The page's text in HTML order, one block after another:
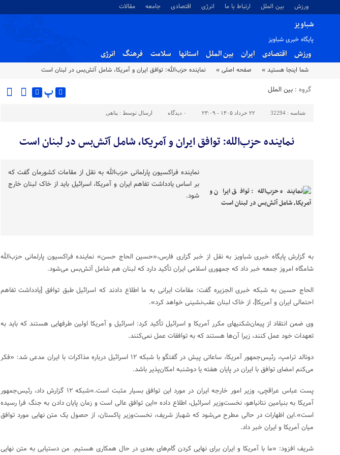
ورزش بین الملل ارتباط با ما انرژی اقتصادی جامعه مقالات
شباویز
پایگاه خبری شباویز
ورزش اقتصادی ایران بین الملل استانها سلامت فرهنگ انرژی
شما اینجا هستید » صفحه اصلی » نماینده حزب‌الله: توافق ایران و آمریکا، شامل آتش‌بس در لبنان است
گروه : بین الملل پ
شناسه : 32294 ۲۲ خرداد ۱۴۰۵ - ۲۳:۰۹ ۰ دیدگاه ارسال توسط : پناهی
نماینده حزب‌الله: توافق ایران و آمریکا، شامل آتش‌بس در لبنان است
نماینده فراکسیون پارلمانی حزب‌الله به نقل از مقامات کشورمان گفت که
بر اساس یادداشت تفاهم ایران و آمریکا، اسرائیل باید از خاک لبنان خارج
شود.
به گزارش پایگاه خبری شباویز به نقل از خبر گزاری فارس،«حسین الحاج حسن» نماینده فراکسیون پارلمانی حزب‌الله
شامگاه امروز جمعه خبر داد که جمهوری اسلامی ایران تأکید دارد که لبنان هم شامل آتش‌بس می‌شود.
الحاج حسین به شبکه خبری الجزیره گفت: مقامات ایرانی به ما اطلاع دادند که اسرائیل طبق توافق [یادداشت تفاهم
احتمالی ایران و آمریکا]، از خاک لبنان عقب‌نشینی خواهد کرد».
وی ضمن انتقاد از پیمان‌شکنیهای مکرر آمریکا و اسرائیل تأکید کرد: اسرائیل و آمریکا اولین طرفهایی هستند که باید به
تعهدات خود عمل کنند، زیرا آن‌ها هستند که به توافقات عمل نمی‌کنند.
دونالد ترامپ، رئیس‌جمهور آمریکا، ساعاتی پیش در گفتگو با شبکه ۱۲ اسرائیل درباره مذاکرات با ایران مدعی شد: «فکر
می‌کنم امضای توافق با ایران در پایان هفته یا دوشنبه امکان‌پذیر باشد.
پست عباس عراقچی، وزیر امور خارجه ایران در مورد این توافق بسیار مثبت است.»شبکه ۱۲ گزارش داد، رئیس‌جمهور
آمریکا به بنیامین نتانیاهو، نخست‌وزیر اسرائیل، اطلاع داده «این توافق عالی است و زمان پایان دادن به جنگ فرا رسیده
است».این اظهارات در حالی مطرح می‌شود که شهباز شریف، نخست‌وزیر پاکستان، از حصول یک متن نهایی مورد توافق
میان آمریکا و ایران خبر داد.
شریف افزود: «ما با آمریکا و ایران برای نهایی کردن گام‌های بعدی در حال همکاری هستیم. من دستیابی به متن نهایی